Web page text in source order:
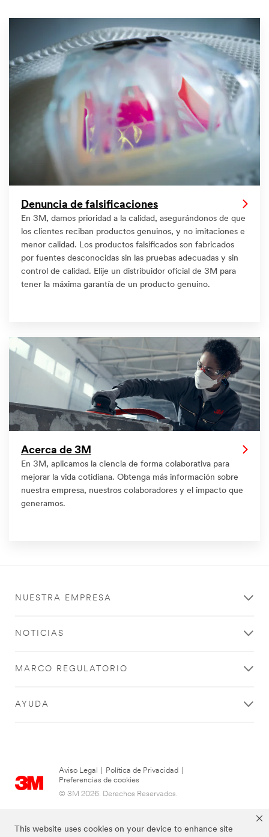
This website uses cookies on your device to enhance site
Denuncia de falsificaciones
En 3M, damos prioridad a la calidad, asegurándonos de que
los clientes reciban productos genuinos, y no imitaciones e
menor calidad. Los productos falsificados son fabricados
por fuentes desconocidas sin las pruebas adecuadas y sin
control de calidad. Elije un distribuidor oficial de 3M para
tener la máxima garantía de un producto genuino.
Acerca de 3M
En 3M, aplicamos la ciencia de forma colaborativa para
mejorar la vida cotidiana. Obtenga más información sobre
nuestra empresa, nuestros colaboradores y el impacto que
generamos.
NUESTRA EMPRESA
NOTICIAS
MARCO REGULATORIO
AYUDA
Aviso Legal Política de Privacidad
Preferencias de cookies
© 3M 2026. Derechos Reservados.